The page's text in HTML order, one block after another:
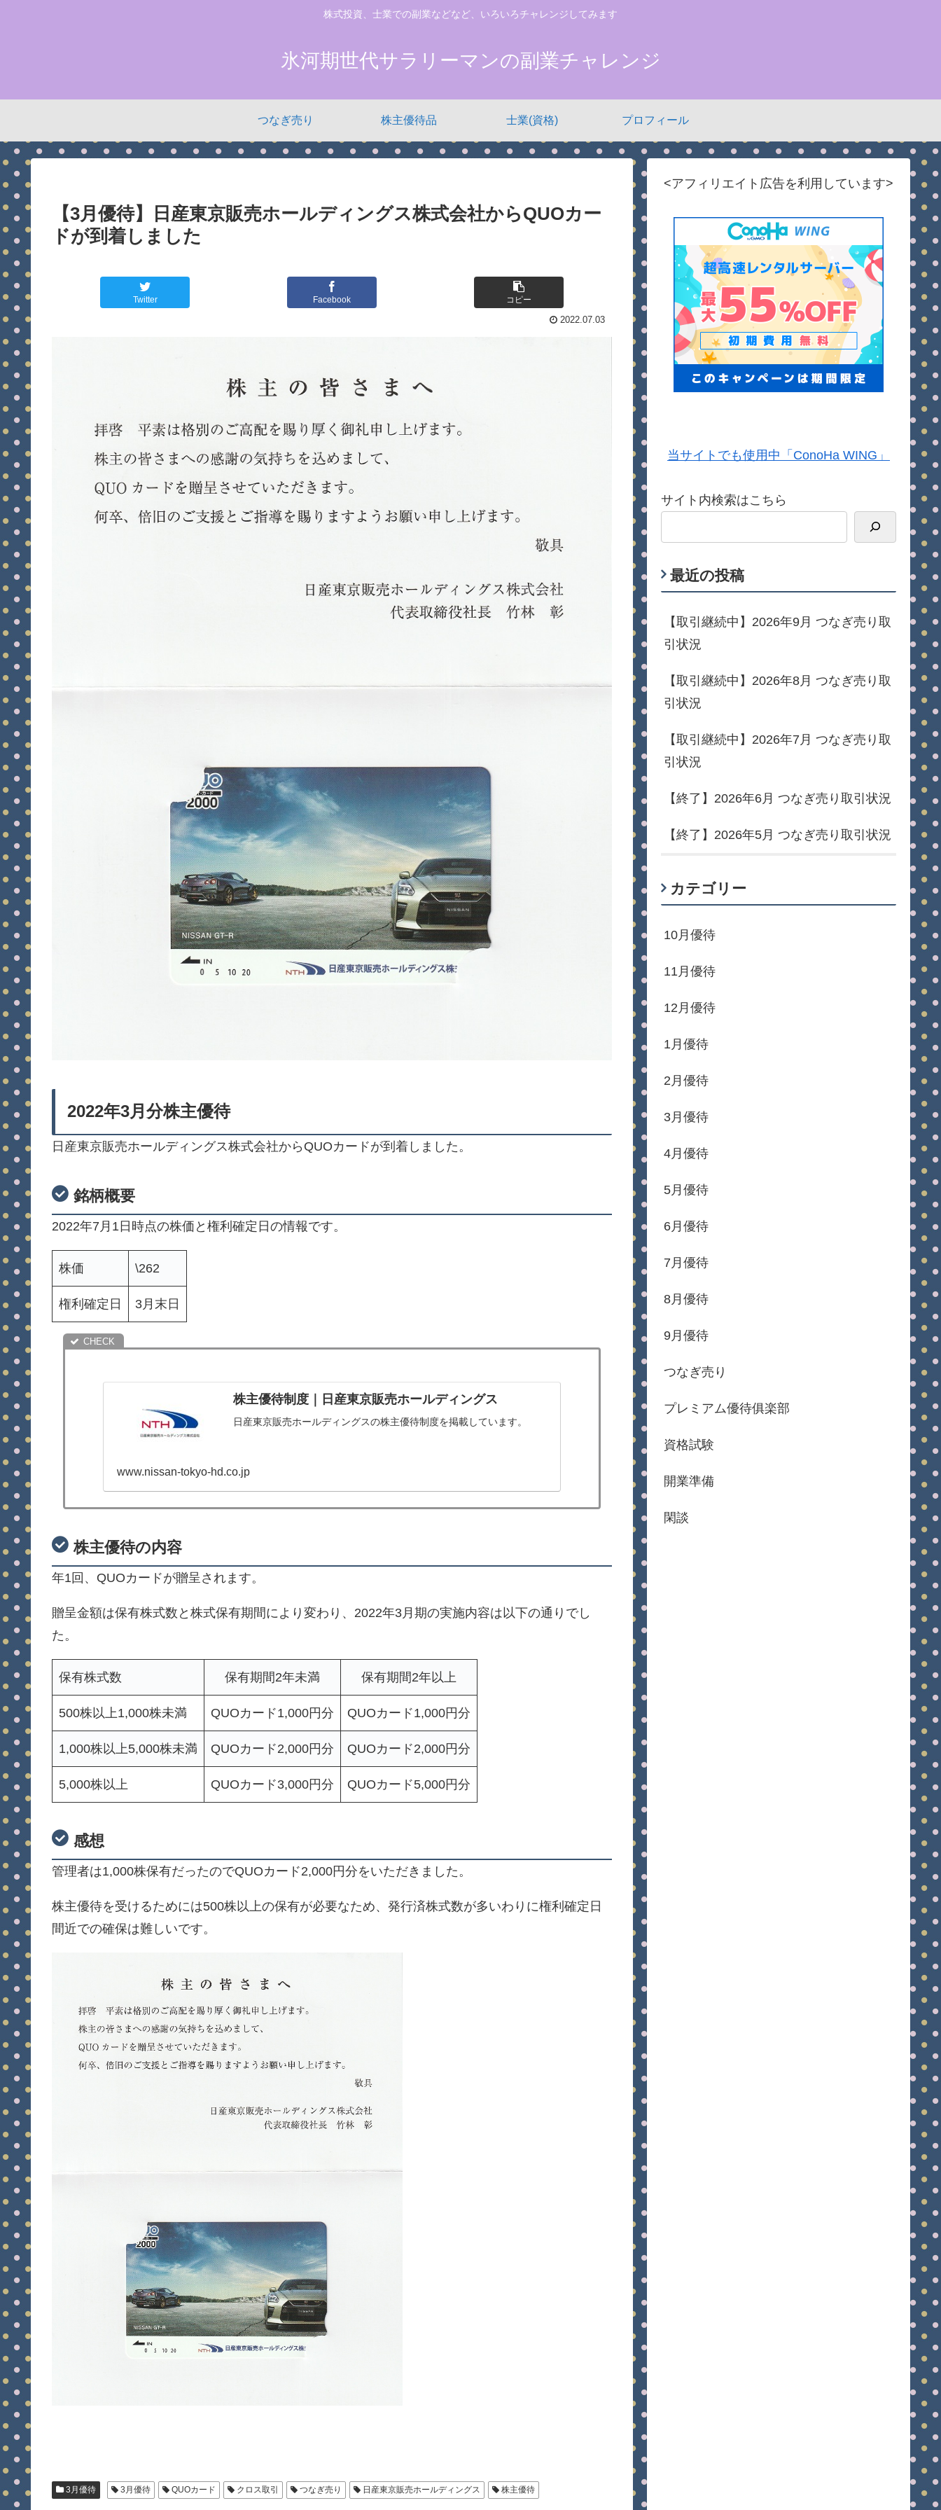
株式投資、士業での副業などなど、いろいろチャレンジしてみます
氷河期世代サラリーマンの副業チャレンジ
つなぎ売り 株主優待品 士業(資格) プロフィール
【3月優待】日産東京販売ホールディングス株式会社からQUOカー
ドが到着しました
Twitter Facebook コピー
2022.07.03
2022年3月分株主優待
日産東京販売ホールディングス株式会社からQUOカードが到着しました。
銘柄概要
2022年7月1日時点の株価と権利確定日の情報です。
株価 \262
権利確定日 3月末日
株主優待制度｜日産東京販売ホールディングス
日産東京販売ホールディングスの株主優待制度を掲載しています。
www.nissan-tokyo-hd.co.jp
株主優待の内容
年1回、QUOカードが贈呈されます。
贈呈金額は保有株式数と株式保有期間により変わり、2022年3月期の実施内容は以下の通りでし
た。
保有株式数 保有期間2年未満 保有期間2年以上
500株以上1,000株未満 QUOカード1,000円分 QUOカード1,000円分
1,000株以上5,000株未満 QUOカード2,000円分 QUOカード2,000円分
5,000株以上 QUOカード3,000円分 QUOカード5,000円分
感想
管理者は1,000株保有だったのでQUOカード2,000円分をいただきました。
株主優待を受けるためには500株以上の保有が必要なため、発行済株式数が多いわりに権利確定日
間近での確保は難しいです。
3月優待 3月優待 QUOカード クロス取引 つなぎ売り 日産東京販売ホールディングス 株主優待
<アフィリエイト広告を利用しています>
当サイトでも使用中「ConoHa WING」
サイト内検索はこちら
最近の投稿
【取引継続中】2026年9月 つなぎ売り取
引状況
【取引継続中】2026年8月 つなぎ売り取
引状況
【取引継続中】2026年7月 つなぎ売り取
引状況
【終了】2026年6月 つなぎ売り取引状況
【終了】2026年5月 つなぎ売り取引状況
カテゴリー
10月優待
11月優待
12月優待
1月優待
2月優待
3月優待
4月優待
5月優待
6月優待
7月優待
8月優待
9月優待
つなぎ売り
プレミアム優待俱楽部
資格試験
開業準備
閑談